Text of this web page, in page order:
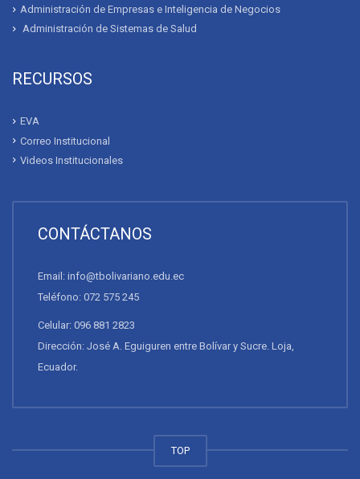
Administración de Empresas e Inteligencia de Negocios
Administración de Sistemas de Salud
RECURSOS
EVA
Correo Institucional
Videos Institucionales
CONTÁCTANOS
Email: info@tbolivariano.edu.ec
Teléfono: 072 575 245
Celular: 096 881 2823
Dirección: José A. Eguiguren entre Bolívar y Sucre. Loja,
Ecuador.
TOP